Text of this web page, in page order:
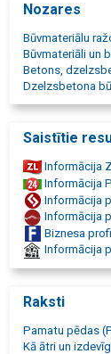
L veida
LEGO
FBS
Pamatu
Armētās
Betona
Ostu
Militārās
Pagaidu
Betona
Nozares
Būvmateriālu
Būvmateriāli un
Betons,
Dzelzsbetona
Saistītie
Informācija
Informācija
Informācija
Informācija
Biznesa
Informācija
Raksti
Pamatu pēdas
Kā ātri un